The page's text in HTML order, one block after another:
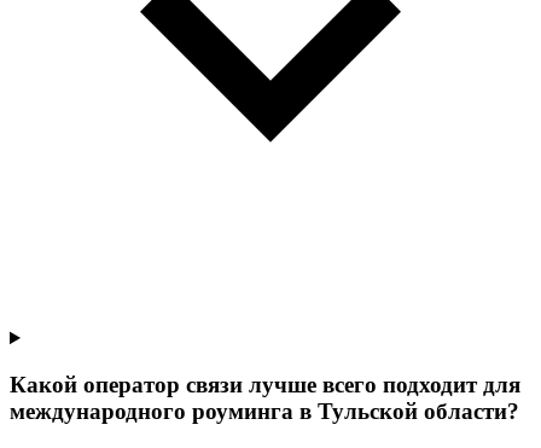
Какой оператор связи лучше всего подходит для
международного роуминга в Тульской области?